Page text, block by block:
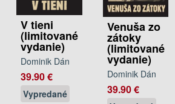
V tieni
(limitované
vydanie)
Dominik Dán
39.90 €
Vypredané
Venuša zo
zátoky
(limitované
vydanie)
Dominik Dán
39.90 €